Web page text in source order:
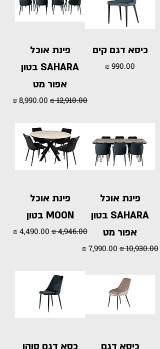
כיסא דגם קים
מחיר
פינת אוכל
SAHARA בטון
אפור מט
מחיר רגיל מחיר מבצע
פינת אוכל
SAHARA בטון
אפור מט
מחיר רגיל‏10,930.00 ‏₪ מחיר מבצע
פינת אוכל
MOON בטון
מחיר רגיל‏4,946.00 ‏₪ מחיר מבצע
כיסא דגם
כסא דגם סוהו